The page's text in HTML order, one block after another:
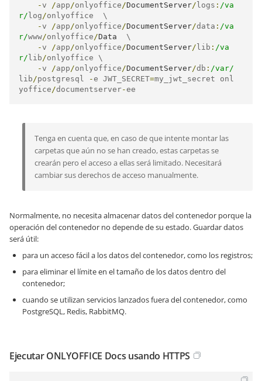
-v /app/onlyoffice/DocumentServer/ logs : /va
r/ log/onlyoffice  \
-v /app/onlyoffice/DocumentServer/data : /va
r/www/onlyoffice/Data
  \
-v /app/onlyoffice/DocumentServer/ lib : /va
r/ lib/onlyoffice \
-v /app/onlyoffice/DocumentServer/db : /var/
lib/postgresql -e JWT_SECRET=my_jwt_secret onl
yoffice/documentserver-ee
Tenga en cuenta que, en caso de que intente montar las
carpetas que aún no se han creado, estas carpetas se
crearán pero el acceso a ellas será limitado. Necesitará
cambiar sus derechos de acceso manualmente.
Normalmente, no necesita almacenar datos del contenedor porque la
operación del contenedor no depende de su estado. Guardar datos
será útil:
para un acceso fácil a los datos del contenedor, como los registros;
para eliminar el límite en el tamaño de los datos dentro del
contenedor;
cuando se utilizan servicios lanzados fuera del contenedor, como
PostgreSQL, Redis, RabbitMQ.
Ejecutar ONLYOFFICE Docs usando HTTPS